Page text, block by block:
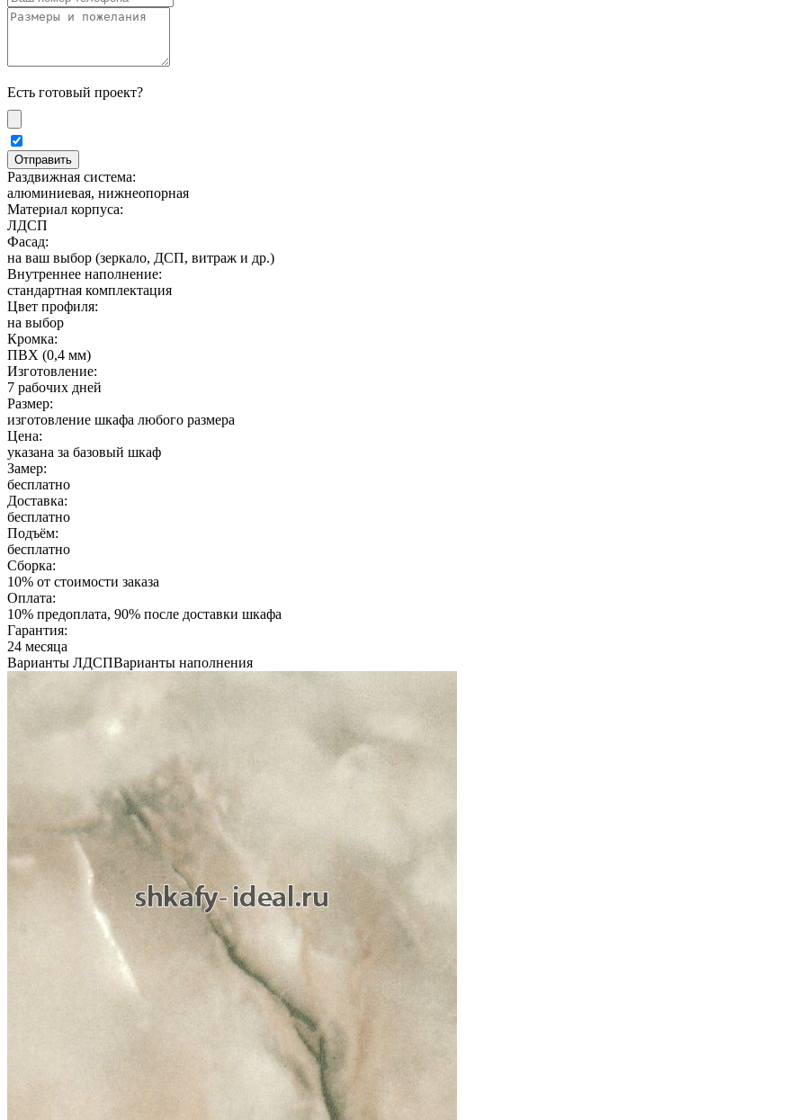
Есть готовый проект?
Раздвижная система:
алюминиевая, нижнеопорная
Материал корпуса:
ЛДСП
Фасад:
на ваш выбор (зеркало, ДСП, витраж и др.)
Внутреннее наполнение:
стандартная комплектация
Цвет профиля:
на выбор
Кромка:
ПВХ (0,4 мм)
Изготовление:
7 рабочих дней
Размер:
изготовление шкафа любого размера
Цена:
указана за базовый шкаф
Замер:
бесплатно
Доставка:
бесплатно
Подъём:
бесплатно
Сборка:
10% от стоимости заказа
Оплата:
10% предоплата, 90% после доставки шкафа
Гарантия:
24 месяца
Варианты ЛДСПВарианты наполнения